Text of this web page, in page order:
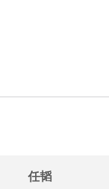
任韬